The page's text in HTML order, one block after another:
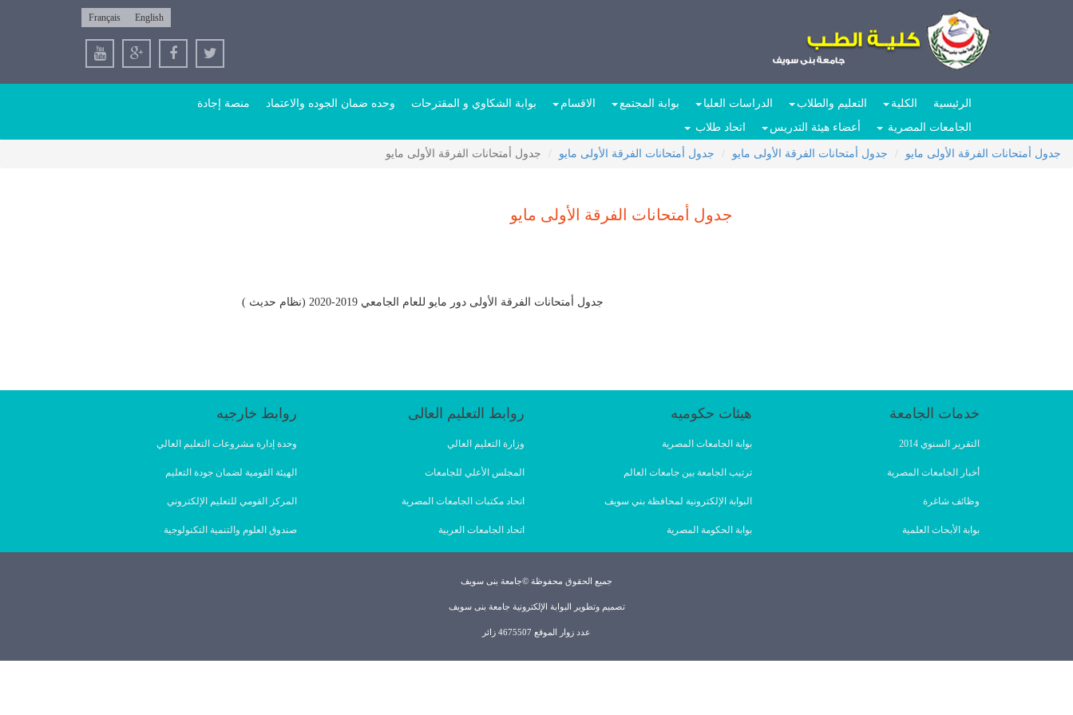
English
Français
الرئيسية الكلية التعليم والطلاب الدراسات العليا بوابة المجتمع الاقسام بوابة الشكاوي و المقترحات وحده ضمان الجوده والاعتماد
منصة إجادة
الجامعات المصرية
أعضاء هيئة التدريس اتحاد طلاب
جدول أمتحانات الفرقة الأولى مايو جدول أمتحانات الفرقة الأولى مايو جدول أمتحانات الفرقة الأولى مايو جدول أمتحانات الفرقة الأولى مايو
جدول أمتحانات الفرقة الأولى مايو
جدول أمتحانات الفرقة الأولى دور مايو للعام الجامعي 2019-2020 (نظام حديث )
خدمات الجامعة
التقرير السنوي 2014
أخبار الجامعات المصرية
وظائف شاغرة
بوابة الأبحاث العلمية
هيئات حكوميه
بوابة الجامعات المصرية
ترتيب الجامعة بين جامعات العالم
البوابة الإلكترونية لمحافظة بني سويف
بوابة الحكومة المصرية
روابط التعليم العالى
وزارة التعليم العالي
المجلس الأعلي للجامعات
اتحاد مكتبات الجامعات المصرية
اتحاد الجامعات العربية
روابط خارجيه
وحدة إدارة مشروعات التعليم العالي
الهيئة القومية لضمان جودة التعليم
المركز القومي للتعليم الإلكتروني
صندوق العلوم والتنمية التكنولوجية
جميع الحقوق محفوظة ©جامعة بنى سويف
تصميم وتطوير البوابة الإلكترونية جامعة بنى سويف
عدد زوار الموقع 4675507 زائر